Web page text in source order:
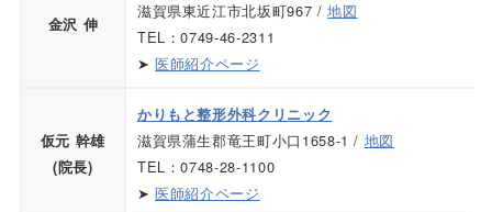
金沢 伸
滋賀県東近江市北坂町967 /地図
TEL：0749-46-2311
➤医師紹介ページ
仮元 幹雄
(院長)
かりもと整形外科クリニック
滋賀県蒲生郡竜王町小口1658-1 / 地図
TEL：0748-28-1100
➤医師紹介ページ